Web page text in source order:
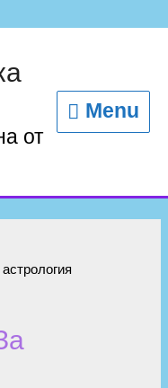
от
Menu